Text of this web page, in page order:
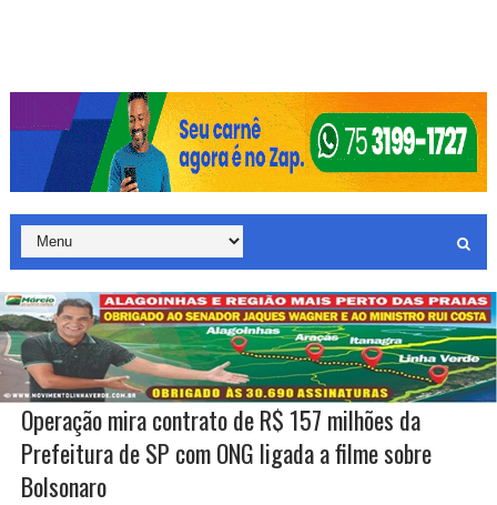
Operação mira contrato de R$ 157 milhões da
Prefeitura de SP com ONG ligada a filme sobre
Bolsonaro